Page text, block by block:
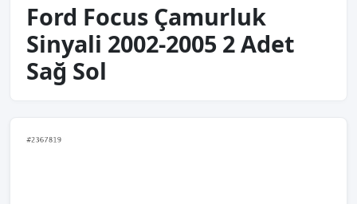
Ford Focus Çamurluk
Sinyali 2002-2005 2 Adet
Sağ Sol